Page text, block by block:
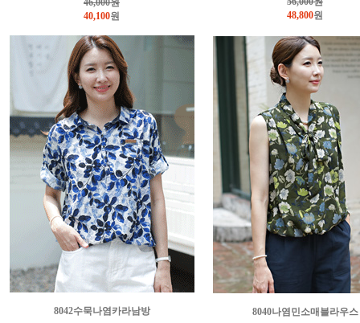
46,000원
40,100원
48,800원
8042수묵나염카라남방
8040나염민소매블라우스